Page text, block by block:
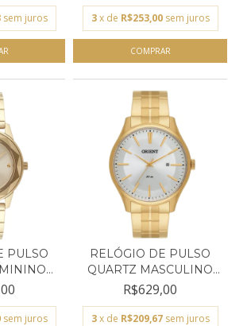
sem juros 3 x de R$253,00 sem juros
PULSO
sem juros
RELÓGIO DE PULSO
QUARTZ MASCULINO
ORIENT...
R$629,00
3 x de R$209,67 sem juros